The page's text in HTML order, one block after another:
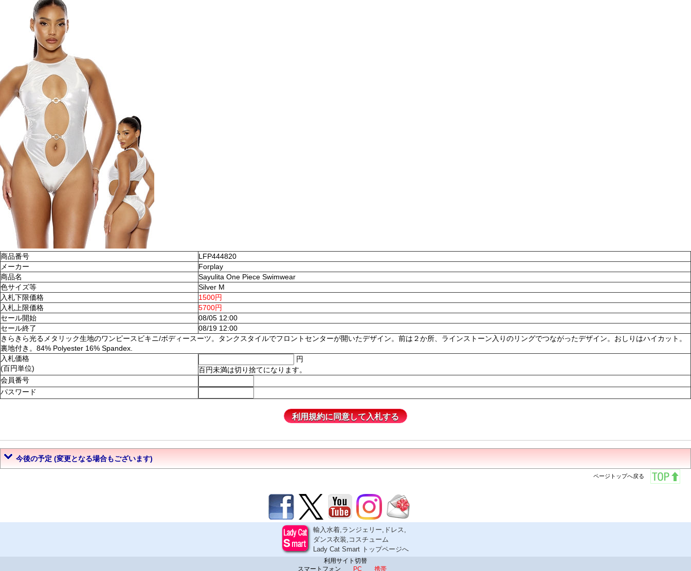
商品番号
LFP444820
メーカー
Forplay
商品名
Sayulita One Piece Swimwear
色サイズ等
Silver M
入札下限価格
1500円
入札上限価格
5700円
セール開始
08/05 12:00
セール終了
08/19 12:00
きらきら光るメタリック生地のワンピースビキニ/ボディースーツ。タンクスタイルでフロントセンターが開いたデザイン。前は２か所、ラインストーン入りのリングでつながったデザイン。おしりはハイカット。
裏地付き。84% Polyester 16% Spandex.
入札価格
(百円単位)
円
百円未満は切り捨てになります。
会員番号
パスワード
今後の予定 (変更となる場合もございます)
ページトップへ戻る
輸入水着,ランジェリー,ドレス,
ダンス衣装,コスチューム
Lady Cat Smart トップページへ
利用サイト切替
スマートフォン
PC 携帯